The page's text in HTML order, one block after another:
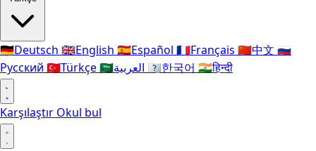
🇩🇪Deutsch 🇬🇧English 🇪🇸Español 🇫🇷Français 🇨🇳中文 🇷🇺
Русский 🇹🇷Türkçe🇸🇦 🇰🇷한국어 🇮🇳हिन्दी
Karşılaştır Okul bul